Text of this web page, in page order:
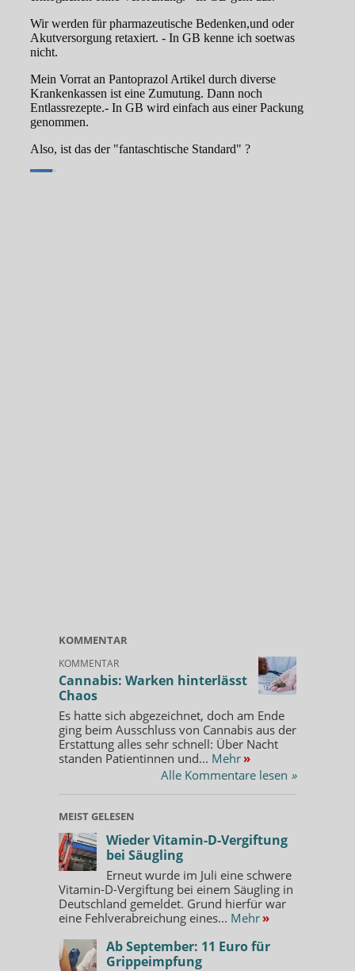
KOMMENTAR
KOMMENTAR
Cannabis: Warken hinterlässt
Chaos
Es hatte sich abgezeichnet, doch am Ende
ging beim Ausschluss von Cannabis aus der
Erstattung alles sehr schnell: Über Nacht
standen Patientinnen und... Mehr »
Alle Kommentare lesen »
MEIST GELESEN
Wieder Vitamin-D-Vergiftung
bei Säugling
Erneut wurde im Juli eine schwere
Vitamin-D-Vergiftung bei einem Säugling in
Deutschland gemeldet. Grund hierfür war
eine Fehlverabreichung eines... Mehr »
Ab September: 11 Euro für
Grippeimpfung